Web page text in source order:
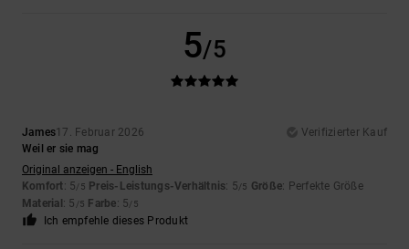
5/5
James17. Februar 2026
Verifizierter Kauf
Weil er sie mag
Original anzeigen - English
Komfort: 5/5 Preis-Leistungs-Verhältnis: 5/5 Größe: Perfekte Größe
Material : 5 /5 Farbe: 5/5
Ich empfehle dieses Produkt